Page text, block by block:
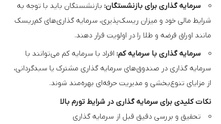
سرمایه گذاری برای بازنشستگان: بازنشستگان باید با توجه به
شرایط مالی خود و میزان ریسک‌پذیری، سرمایه گذاری‌های کم‌ریسک
مانند اوراق قرضه و طلا را در اولویت قرار دهند.
سرمایه گذاری با سرمایه کم: افراد با سرمایه کم می‌توانند با
سرمایه گذاری در صندوق‌های سرمایه گذاری مشترک یا سبدگردانی،
از مزایای تنوع‌بخشی و مدیریت حرفه‌ای بهره‌مند شوند.
نکات کلیدی برای سرمایه گذاری در شرایط تورم بالا
تحقیق و بررسی دقیق قبل از سرمایه گذاری